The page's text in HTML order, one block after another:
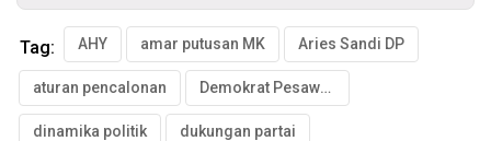
Tag: AHY amar putusan MK Aries Sandi DP
aturan pencalonan Demokrat Pesawaran
dinamika politik dukungan partai